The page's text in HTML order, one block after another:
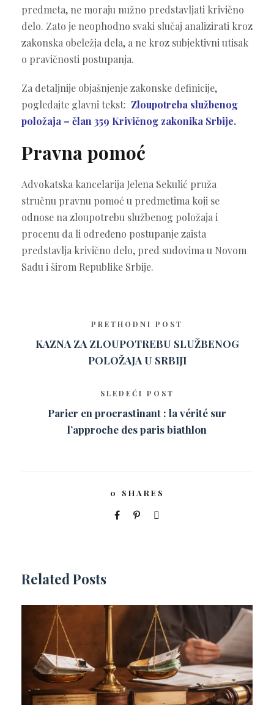
predmeta, ne moraju nužno predstavljati krivično
delo. Zato je neophodno svaki slučaj analizirati kroz
zakonska obeležja dela, a ne kroz subjektivni utisak
o pravičnosti postupanja.
Za detaljnije objašnjenje zakonske definicije,
pogledajte glavni tekst: Zloupotreba službenog
položaja – član 359 Krivičnog zakonika Srbije.
Pravna pomoć
Advokatska kancelarija Jelena Sekulić pruža
stručnu pravnu pomoć u predmetima koji se
odnose na zloupotrebu službenog položaja i
procenu da li određeno postupanje zaista
predstavlja krivično delo, pred sudovima u Novom
Sadu i širom Republike Srbije.
PRETHODNI POST
KAZNA ZA ZLOUPOTREBU SLUŽBENOG
POLOŽAJA U SRBIJI
SLEDEĆI POST
Parier en procrastinant : la vérité sur
l’approche des paris biathlon
0 SHARES
Related Posts